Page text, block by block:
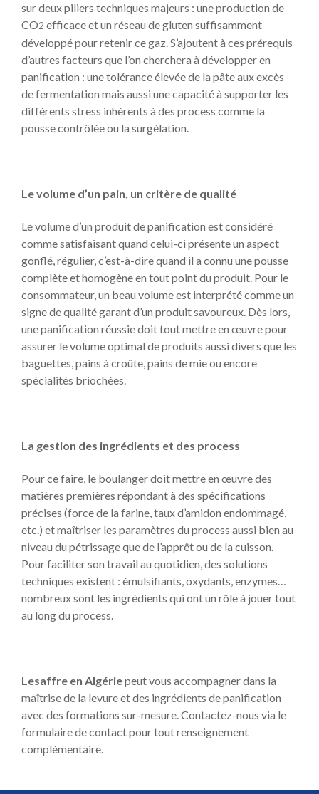
sur deux piliers techniques majeurs : une production de
CO2 efficace et un réseau de gluten suffisamment
développé pour retenir ce gaz. S’ajoutent à ces prérequis
d’autres facteurs que l’on cherchera à développer en
panification : une tolérance élevée de la pâte aux excès
de fermentation mais aussi une capacité à supporter les
différents stress inhérents à des process comme la
pousse contrôlée ou la surgélation.
Le volume d’un pain, un critère de qualité
Le volume d’un produit de panification est considéré
comme satisfaisant quand celui-ci présente un aspect
gonflé, régulier, c’est-à-dire quand il a connu une pousse
complète et homogène en tout point du produit. Pour le
consommateur, un beau volume est interprété comme un
signe de qualité garant d’un produit savoureux. Dès lors,
une panification réussie doit tout mettre en œuvre pour
assurer le volume optimal de produits aussi divers que les
baguettes, pains à croûte, pains de mie ou encore
spécialités briochées.
La gestion des ingrédients et des process
Pour ce faire, le boulanger doit mettre en œuvre des
matières premières répondant à des spécifications
précises (force de la farine, taux d’amidon endommagé,
etc.) et maîtriser les paramètres du process aussi bien au
niveau du pétrissage que de l’apprêt ou de la cuisson.
Pour faciliter son travail au quotidien, des solutions
techniques existent : émulsifiants, oxydants, enzymes…
nombreux sont les ingrédients qui ont un rôle à jouer tout
au long du process.
Lesaffre en Algériepeut vous accompagner dans la
maîtrise de la levureet des ingrédients de panification
avec des formations sur-mesure. Contactez-nous via le
formulaire de contact pour tout renseignement
complémentaire.